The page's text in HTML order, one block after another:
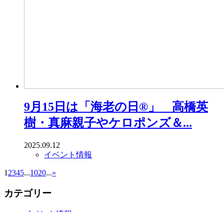
9月15日は「海老の日®」 高橋英
樹・真麻親子やケロポンズ＆...
2025.09.12
イベント情報
1 2345...1020...»
カテゴリー